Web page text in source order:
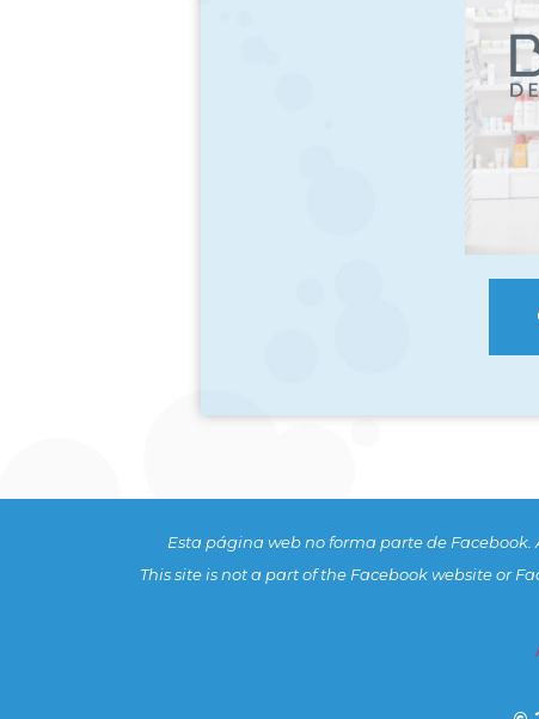
Esta página web no forma parte de Facebook.
This site is not a part of the Facebook website or